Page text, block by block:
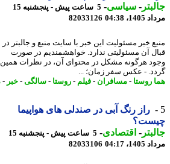
-سیاسی-
5 ساعت پیش - پنجشنبه 15
04:38
82033126
خبر مسئولیت این خبر با سایت منبع و جالبتر در
آن مسئولیتی ندارد. خواهشمندیم در صورت
هرگونه مشکل در محتوای آن، در نظرات همین خبر
- عکس سفر زمان؛ ...
روستا-مسافران- فیلم -روستا-سالگی-خبر-منبع
راز رنگ آبی در صندلی های هواپیما
-اقتصادی-
5 ساعت پیش - پنجشنبه 15
04:17
82033106